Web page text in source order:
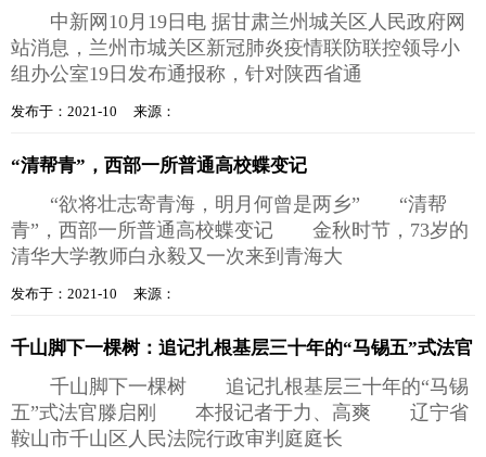
中新网10月19日电 据甘肃兰州城关区人民政府网
站消息，兰州市城关区新冠肺炎疫情联防联控领导小
组办公室19日发布通报称，针对陕西省通
发布于：2021-10 来源：
“清帮青”，西部一所普通高校蝶变记
“欲将壮志寄青海，明月何曾是两乡” “清帮
青”，西部一所普通高校蝶变记 金秋时节，73岁的
清华大学教师白永毅又一次来到青海大
发布于：2021-10 来源：
千山脚下一棵树：追记扎根基层三十年的“马锡五”式法官
千山脚下一棵树 追记扎根基层三十年的“马锡
五”式法官滕启刚 本报记者于力、高爽 辽宁省
鞍山市千山区人民法院行政审判庭庭长